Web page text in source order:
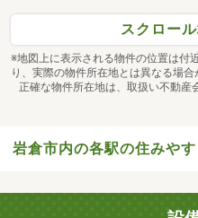
スクロー
※地図上に表示される物件の位置は付
り、実際の物件所在地とは異なる場合
正確な物件所在地は、取扱い不動産
岩倉市内の各駅の住みやす